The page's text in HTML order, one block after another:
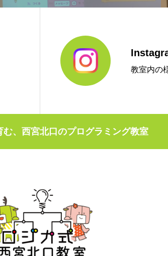
教室内の
む、西宮北口のプログラミング教室